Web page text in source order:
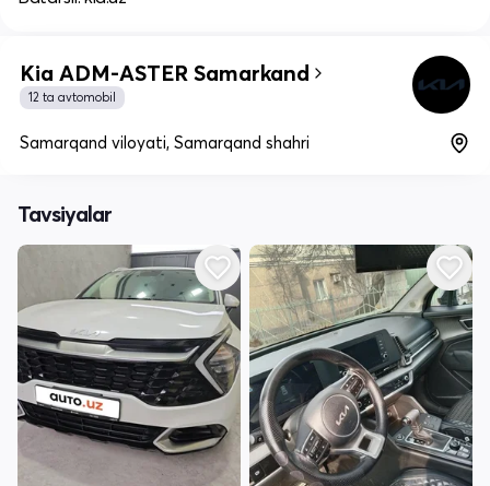
Kia ADM-ASTER Samarkand
12 ta avtomobil
Samarqand viloyati, Samarqand shahri
Tavsiyalar